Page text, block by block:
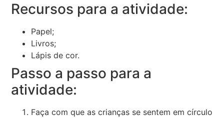
Recursos para a atividade:
Papel;
Livros;
Lápis de cor.
Passo a passo para a
atividade:
Faça com que as crianças se sentem em círculo